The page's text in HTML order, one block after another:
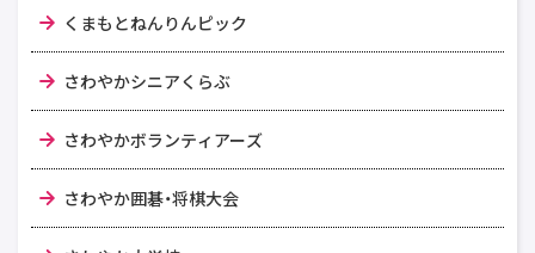
くまもとねんりんピック
さわやかシニアくらぶ
さわやかボランティアーズ
さわやか囲碁・将棋大会